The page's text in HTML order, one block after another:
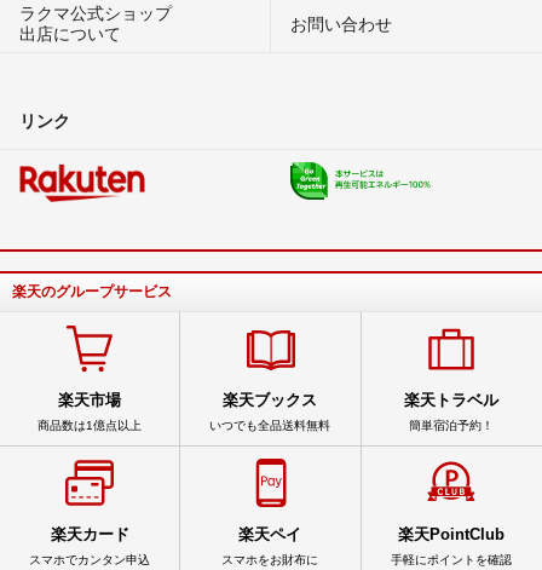
ラクマ公式ショップ
出店について
お問い合わせ
リンク
楽天のグループサービス
楽天市場
商品数は1億点以上
楽天ブックス
いつでも全品送料無料
楽天トラベル
簡単宿泊予約！
楽天カード
スマホでカンタン申込
楽天ペイ
スマホをお財布に
楽天PointClub
手軽にポイントを確認